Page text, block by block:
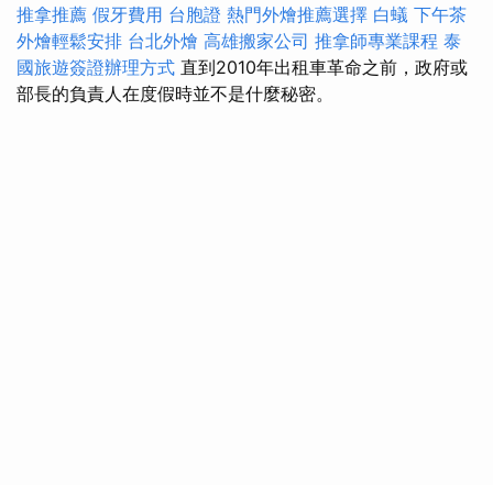
推拿推薦 假牙費用 台胞證 熱門外燴推薦選擇 白蟻 下午茶
外燴輕鬆安排 台北外燴 高雄搬家公司 推拿師專業課程 泰
國旅遊簽證辦理方式 直到2010年出租車革命之前，政府或
部長的負責人在度假時並不是什麼秘密。